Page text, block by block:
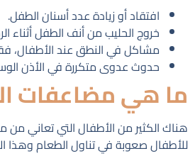
افتقاد أو زيادة عدد أسنان الطفل.
خروج الحليب من أنف الطفل أثناء
مشاكل في النطق عند الأطفال،
حدوث عدوى متكررة في الأذن
ما هي مضاعفات
هناك الكثير من الأطفال التي تعاني
للأطفال صعوبة في تناول الطعام وهذا